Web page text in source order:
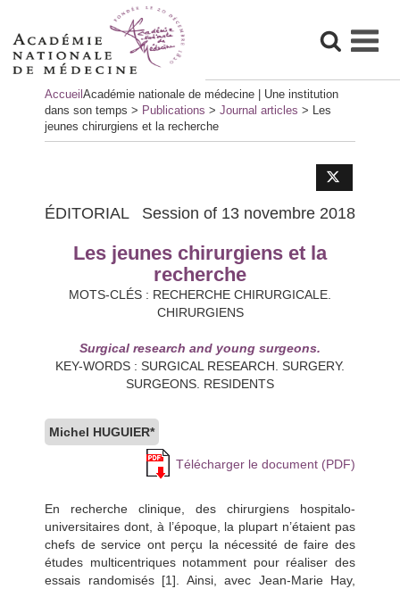
Accueil Académie nationale de médecine | Une institution
dans son temps > Publications > Journal articles > Les
jeunes chirurgiens et la recherche
ÉDITORIAL Session of 13 novembre 2018
Les jeunes chirurgiens et la
recherche
MOTS-CLÉS : RECHERCHE CHIRURGICALE.
CHIRURGIENS
Surgical research and young surgeons.
KEY-WORDS : SURGICAL RESEARCH. SURGERY.
SURGEONS. RESIDENTS
Michel HUGUIER*
Télécharger le document (PDF)
En recherche clinique, des chirurgiens hospitalo-
universitaires dont, à l’époque, la plupart n’étaient pas
chefs de service ont perçu la nécessité de faire des
études multicentriques notamment pour réaliser des
essais randomisés [1]. Ainsi, avec Jean-Marie Hay,